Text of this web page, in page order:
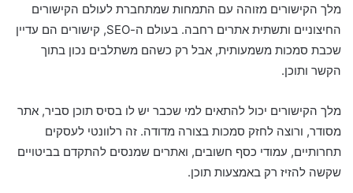
מלך הקישורים מזוהה עם התמחות שמתחברת לעולם הקישורים
החיצוניים ותשתית אתרים רחבה. בעולם ה-SEO, קישורים הם עדיין
שכבת סמכות משמעותית, אבל רק כשהם משתלבים נכון בתוך
הקשר ותוכן.
מלך הקישורים יכול להתאים למי שכבר יש לו בסיס תוכן סביר, אתר
מסודר, ורוצה לחזק סמכות בצורה מדודה. זה רלוונטי לעסקים
תחרותיים, עמודי כסף חשובים, ואתרים שמנסים להתקדם בביטויים
שקשה להזיז רק באמצעות תוכן.